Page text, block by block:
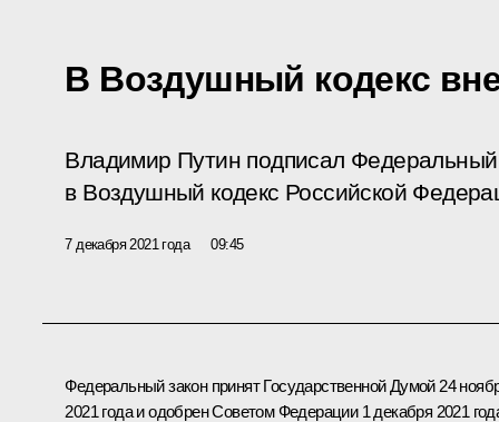
В Воздушный кодекс
Владимир Путин подписал
в Воздушный кодекс Российской
7 декабря 2021 года 09:45
Федеральный закон принят Государственной Думой 24
2021 года и одобрен Советом Федерации 1 декабря 2021